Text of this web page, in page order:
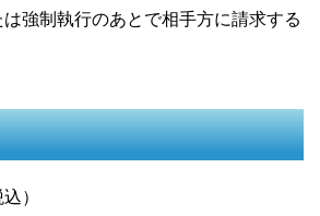
強制執行のあとで相手方に請求する
）